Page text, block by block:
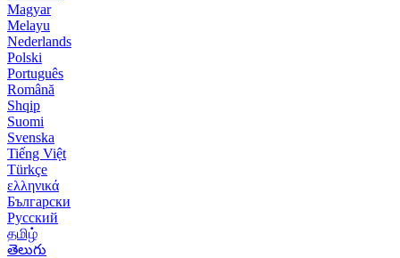
Magyar
Melayu
Nederlands
Polski
Português
Română
Shqip
Suomi
Svenska
Tiếng Việt
Türkçe
ελληνικά
Български
Русский
தமிழ்
తెలుగు